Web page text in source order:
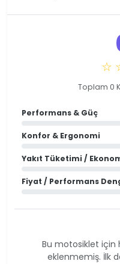
☆
Toplam 0
Performans & Güç
Konfor & Ergonomi
Yakıt Tüketimi /
Fiyat / Performans
Bu motosiklet için
eklenmemiş. İlk